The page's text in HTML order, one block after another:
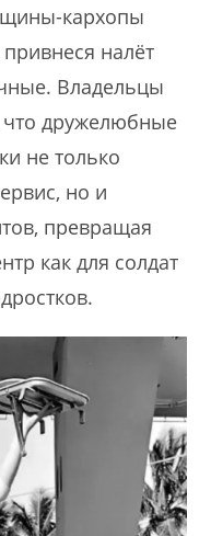
кархопы
налёт
Владельцы
что дружелюбные
не только
но и
превращая
как для солдат